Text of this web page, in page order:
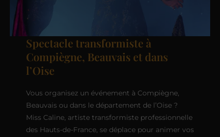
Spectacle transformiste à
Compiègne, Beauvais et dans
l’Oise
Vous organisez un événement à Compiègne,
Beauvais ou dans le département de l’Oise ?
Miss Caline, artiste transformiste professionnelle
des Hauts-de-France, se déplace pour animer vos